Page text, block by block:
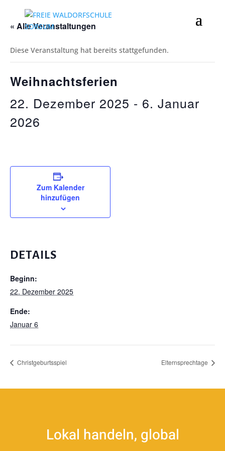
« Alle Veranstaltungen
Diese Veranstaltung hat bereits stattgefunden.
Weihnachtsferien
22. Dezember 2025 - 6. Januar
2026
Zum Kalender
hinzufügen
DETAILS
Beginn:
22. Dezember 2025
Ende:
Januar 6
Christgeburtsspiel Elternsprechtage
Lokal handeln, global